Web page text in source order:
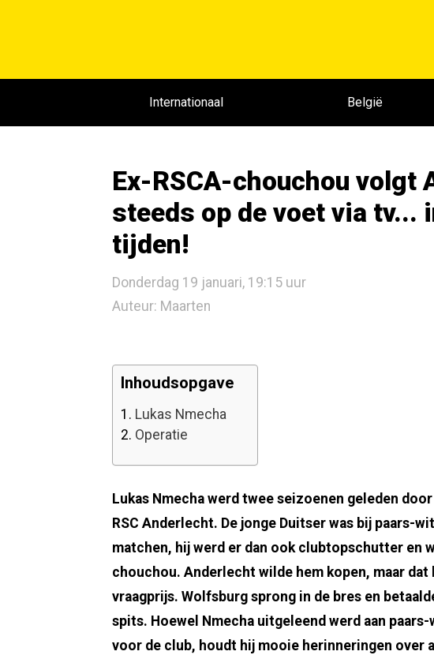
Internationaal België
Ex-RSCA-chouchou volgt
steeds op de voet via tv...
tijden!
Donderdag 19 januari, 19:15 uur
Auteur: Maarten
Inhoudsopgave
1. Lukas Nmecha
2. Operatie
Lukas Nmecha werd twee seizoenen geleden
RSC Anderlecht. De jonge Duitser was bij paars-
matchen, hij werd er dan ook clubtopschutter en
chouchou. Anderlecht wilde hem kopen, maar
vraagprijs. Wolfsburg sprong in de bres en
spits. Hoewel Nmecha uitgeleend werd aan
voor de club, houdt hij mooie herinneringen over